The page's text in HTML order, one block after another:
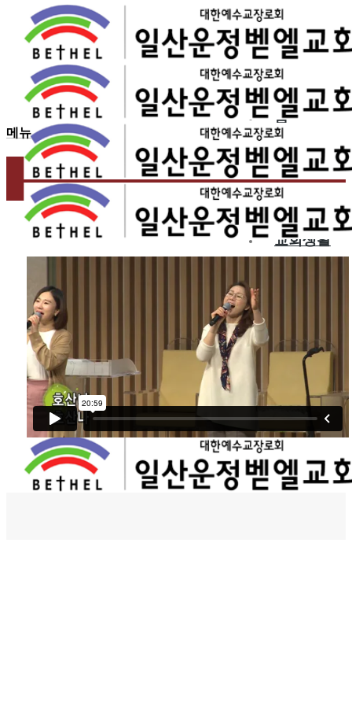
홈
교회소개
예배
교회생활
벧엘스토리
새가족등록
메뉴
2017.04.09
4월 둘째 주 찬양 – 운정